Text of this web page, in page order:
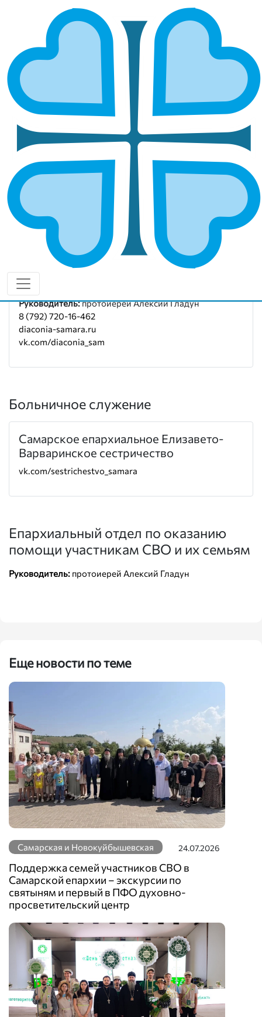
САМАРСКАЯ И
НОВОКУЙБЫШЕВСКАЯ
САМАРСКАЯ И НОВОКУЙБЫШЕВСКАЯ
Епархией управляет митрополит Самарский и
Новокуйбышевский Сергий.
ОСНОВНЫЕ НАПРАВЛЕНИЯ
РАБОТЫ
Социальное служение
Социальный отдел епархии
Руководитель:протоиерей Алексий Гладун
8 (792) 720-16-462
diaconia-samara.ru
vk.com/diaconia_sam
Больничное служение
Самарское епархиальное Елизавето-
Варваринское сестричество
vk.com/sestrichestvo_samara
Епархиальный отдел по оказанию
помощи участникам СВО и их семьям
Руководитель: протоиерей Алексий Гладун
Еще новости по теме
Самарская и Новокуйбышевская 24.07.2026
Поддержка семей участников СВО в
Самарской епархии – экскурсии по
святыням и первый в ПФО духовно-
просветительский центр